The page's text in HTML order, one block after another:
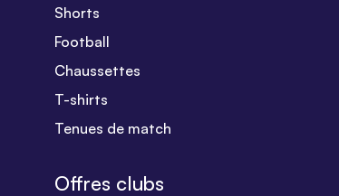
Shorts
Football
Chaussettes
T-shirts
Tenues de match
Offres clubs